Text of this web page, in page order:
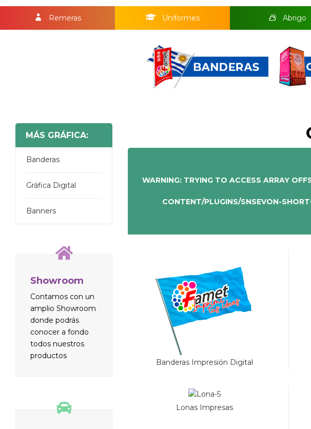
Remeras Uniformes Abrigo
MÁS GRÁFICA:
Banderas
Gráfica Digital
Banners
Showroom
Contamos con un
amplio Showroom
donde podrás
conocer a fondo
todos nuestros
productos
WARNING: TRYING TO ACCESS ARRAY
CONTENT/PLUGINS/SNSEVON-
Banderas Impresión Digital
Lonas Impresas